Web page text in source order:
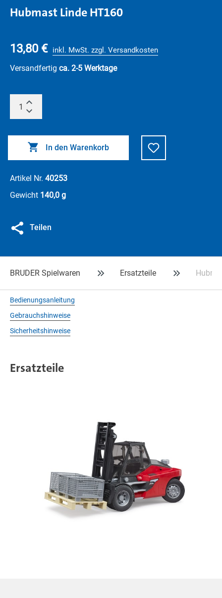
Hubmast Linde HT160
13,80 € inkl. MwSt. zzgl. Versandkosten
Versandfertig ca. 2-5 Werktage
In den Warenkorb
Artikel Nr. 40253
Gewicht 140,0 g
Teilen
BRUDER Spielwaren Ersatzteile
Bedienungsanleitung
Gebrauchshinweise
Sicherheitshinweise
Ersatzteile